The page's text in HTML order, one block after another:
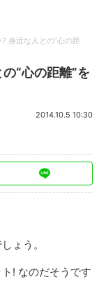
身近な人との“心の距
“心の距離”を
2014.10.5 10:30
ょう。
! なのだそうです